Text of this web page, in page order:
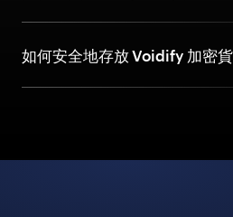
如何安全地存放 Voidify 加密貨